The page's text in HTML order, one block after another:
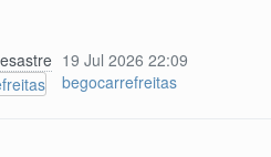
19 Jul 2026 22:09
begocarrefreitas